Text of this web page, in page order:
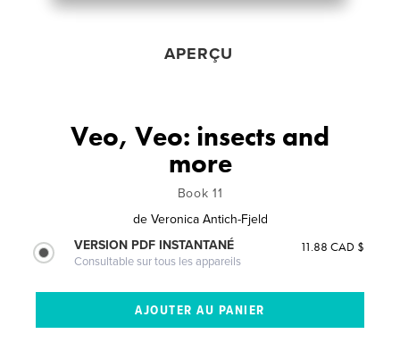
APERÇU
Veo, Veo: insects and
more
Book 11
de Veronica Antich-Fjeld
VERSION PDF INSTANTANÉ
Consultable sur tous les appareils
11.88 CAD $